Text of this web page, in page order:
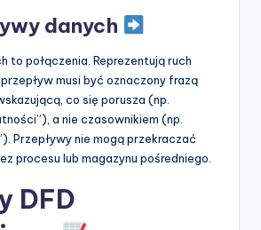
danych
to połączenia. Reprezentują ruch
musi być oznaczony frazą
co się porusza (np.
a nie czasownikiem (np.
Przepływy nie mogą przekraczać
procesu lub magazynu pośredniego.
DFD